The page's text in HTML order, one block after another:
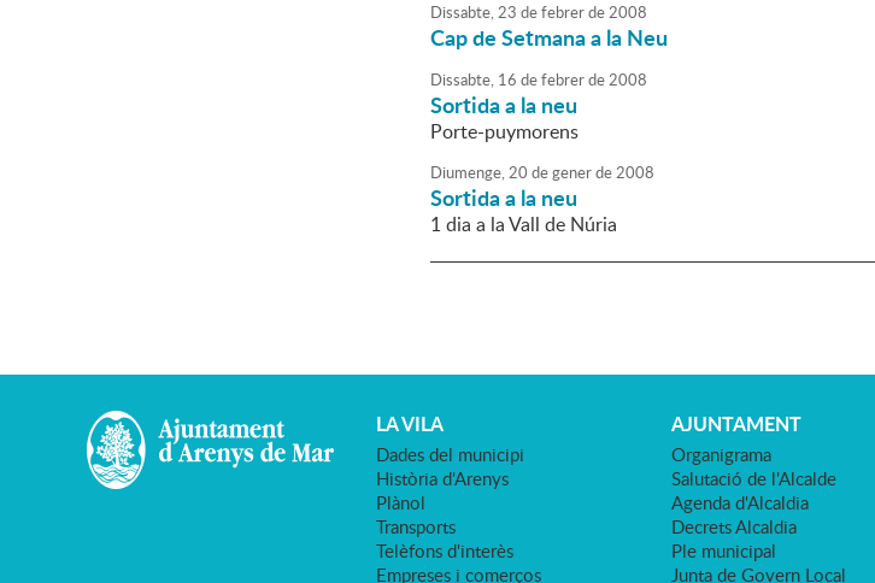
Dissabte,23 defebrerde2008
Cap de Setmana a la Neu
Dissabte, 16 defebrerde2008
Sortida a la neu
Porte-puymorens
Diumenge,20 degenerde2008
Sortida a la neu
1 dia a la Vall de Núria
LA VILA
Dades del municipi
Història d'Arenys
Plànol
Transports
Telèfons d'interès
Empreses i comerços
AJUNTAMENT
Organigrama
Salutació de l'Alcalde
Agenda d'Alcaldia
Decrets Alcaldia
Ple municipal
Junta de Govern Local